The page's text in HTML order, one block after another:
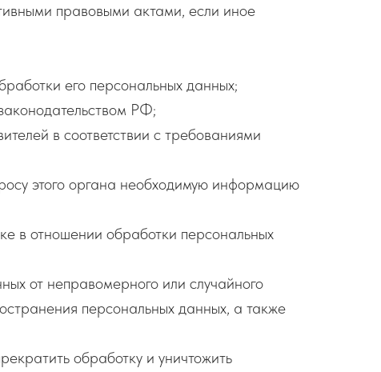
правовыми актами, если иное
его персональных данных;
РФ;
в соответствии с требованиями
этого органа необходимую информацию
в отношении обработки персональных
от неправомерного или случайного
персональных данных, а также
обработку и уничтожить